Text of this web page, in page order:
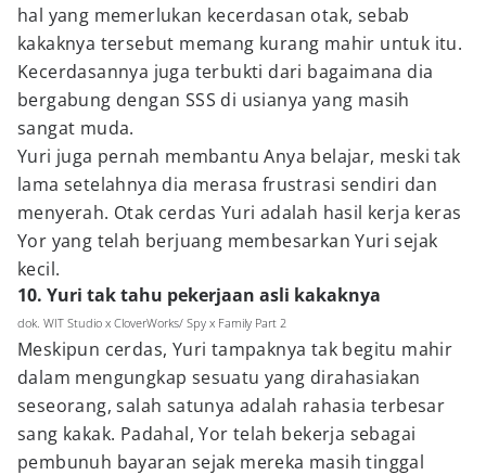
hal yang memerlukan kecerdasan otak, sebab
kakaknya tersebut memang kurang mahir untuk itu.
Kecerdasannya juga terbukti dari bagaimana dia
bergabung dengan SSS di usianya yang masih
sangat muda.
Yuri juga pernah membantu Anya belajar, meski tak
lama setelahnya dia merasa frustrasi sendiri dan
menyerah. Otak cerdas Yuri adalah hasil kerja keras
Yor yang telah berjuang membesarkan Yuri sejak
kecil.
10. Yuri tak tahu pekerjaan asli kakaknya
dok. WIT Studio x CloverWorks/ Spy x Family Part 2
Meskipun cerdas, Yuri tampaknya tak begitu mahir
dalam mengungkap sesuatu yang dirahasiakan
seseorang, salah satunya adalah rahasia terbesar
sang kakak. Padahal, Yor telah bekerja sebagai
pembunuh bayaran sejak mereka masih tinggal